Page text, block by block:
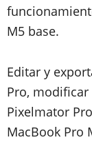
M5 base.
Editar y
Pro, modificar
Pixelmator
MacBook Pro